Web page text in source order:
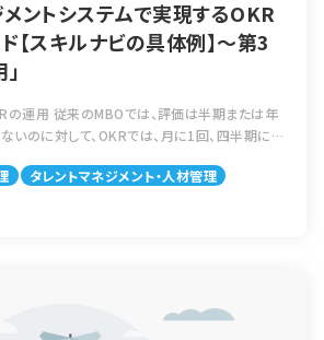
ントシステムで実現するOKR
【スキルナビの具体例】～第3
の運用 従来のMBOでは、評価は半期または年
いのに対して、OKRでは、月に1回、四半期に1
タレントマネジメント・人材管理